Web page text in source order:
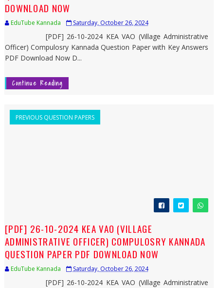
DOWNLOAD NOW
EduTube Kannada Saturday, October 26, 2024
[PDF] 26-10-2024 KEA VAO (Village Administrative
Officer) Compulosry Kannada Question Paper with Key Answers
PDF Download Now D...
Continue Reading
PREVIOUS QUESTION PAPERS
[PDF] 26-10-2024 KEA VAO (VILLAGE
ADMINISTRATIVE OFFICER) COMPULOSRY KANNADA
QUESTION PAPER PDF DOWNLOAD NOW
EduTube Kannada Saturday, October 26, 2024
[PDF] 26-10-2024 KEA VAO (Village Administrative